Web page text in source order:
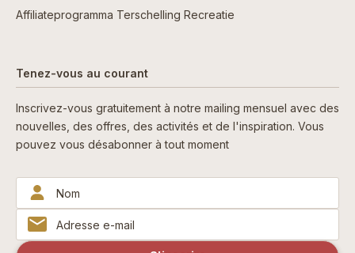
Affiliateprogramma Terschelling Recreatie
Tenez-vous au courant
Inscrivez-vous gratuitement à notre mailing mensuel avec des
nouvelles, des offres, des activités et de l'inspiration. Vous
pouvez vous désabonner à tout moment